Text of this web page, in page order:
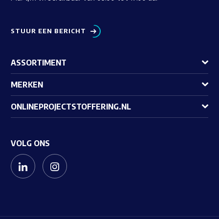
STUUR EEN BERICHT
ASSORTIMENT
MERKEN
ONLINEPROJECTSTOFFERING.NL
VOLG ONS